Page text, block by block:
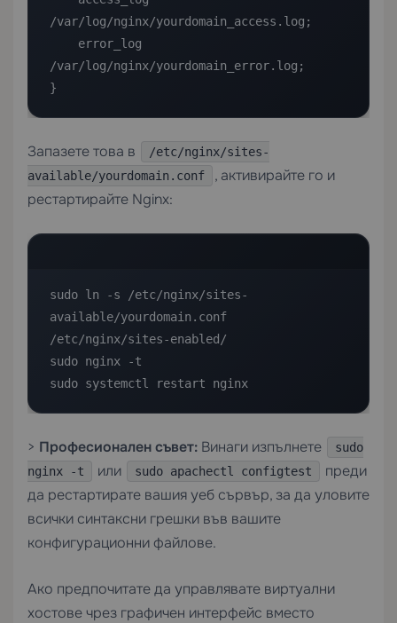
/var/log/nginx/yourdomain_access.log;
/var/log/nginx/yourdomain_error.log;
}
Запазете това в
/etc/nginx/sites-
available/yourdomain.conf
, активирайте го и
рестартирайте Nginx:
sudo ln -s /etc/nginx/sites-
available/yourdomain.conf
/etc/nginx/sites-enabled/
sudo nginx -t
sudo systemctl restart nginx
> Професионален съвет: Винаги изпълнете
sudo
nginx -t
или sudo apachectl configtest
преди
да рестартирате вашия уеб сървър, за да уловите
всички синтаксни грешки във вашите
конфигурационни файлове.
Ако предпочитате да управлявате виртуални
хостове чрез графичен интерфейс вместо